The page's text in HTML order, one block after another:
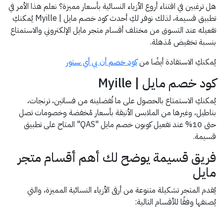
هل ترغبين في اقتناء أروع الأزياء النسائية بأسعار مميزة؟ نعلم هذا الأمر في
تطبيق قسيمة، لذلك نوفر لكِ أحدث كود خصم مايل | Myille يُمكنكِ
تفعيله عند التسوق من مختلف أقسام متجر مايل الإلكتروني والاستمتاع
بنسبة تخفيض مُذهلة.
يُمكنكِ الاستفادة أيضًا منكود خصم أن بي أي ستور
كود خصم مايل | Myille
يُمكنكِ الاستمتاع بالحصول على ما تُفضلينه من فساتين، ترنجات،
بناطيل، وغيرها من الملابس الأنيقة بأسعار مُخفضة وخصومات تصل
حتى 10% عند تفعيل كوبون خصم مايل "QAS" المتاح على تطبيق
قسيمة.
فريق قسيمة يوضح لك أهم أقسام متجر
مايل
يُقدم المتجر تشكيلة متنوعة من أرقى الأزياء النسائية المميزة، والتي
يُصنفها وفقًا للأقسام التالية: